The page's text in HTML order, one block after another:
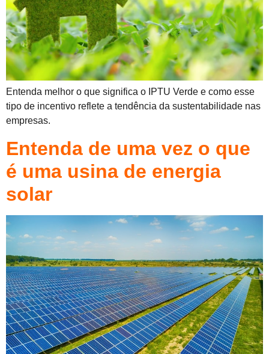
Entenda melhor o que significa o IPTU Verde e como esse
tipo de incentivo reflete a tendência da sustentabilidade nas
empresas.
Entenda de uma vez o que
é uma usina de energia
solar